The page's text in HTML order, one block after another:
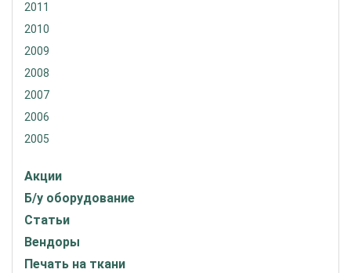
2011
2010
2009
2008
2007
2006
2005
Акции
Б/у оборудование
Статьи
Вендоры
Печать на ткани